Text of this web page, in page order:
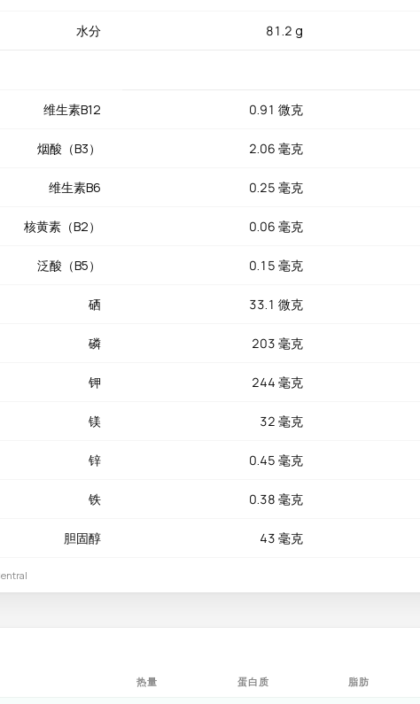
水分 81.2 g
维生素B12 0.91 微克
烟酸（B3） 2.06 毫克
维生素B6 0.25 毫克
核黄素（B2） 0.06 毫克
泛酸（B5） 0.15 毫克
硒 33.1 微克
磷 203 毫克
钾 244 毫克
镁 32 毫克
锌 0.45 毫克
铁 0.38 毫克
胆固醇 43 毫克
热量 蛋白质 脂肪